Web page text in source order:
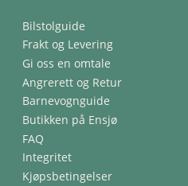
Bilstolguide
Frakt og Levering
Gi oss en omtale
Angrerett og Retur
Barnevognguide
Butikken på Ensjø
FAQ
Integritet
Kjøpsbetingelser